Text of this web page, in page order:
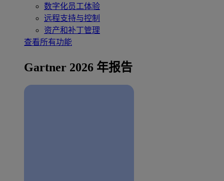
数字化员工体验
远程支持与控制
资产和补丁管理
查看所有功能
Gartner 2026 年报告